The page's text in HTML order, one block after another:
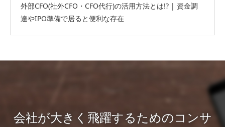
外部CFO(社外CFO・CFO代行)の活用方法とは!? | 資金調
達やIPO準備で居ると便利な存在
会社が大きく飛躍するためのコンサ